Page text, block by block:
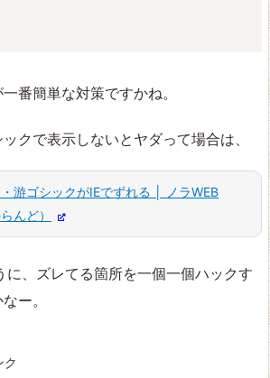
番簡単な対策ですかね。
クで表示しないとヤダって場合は、
・游ゴシックがIEでずれる │ ノラWEB
んど）
、ズレてる箇所を一個一個ハックす
ー。
ク